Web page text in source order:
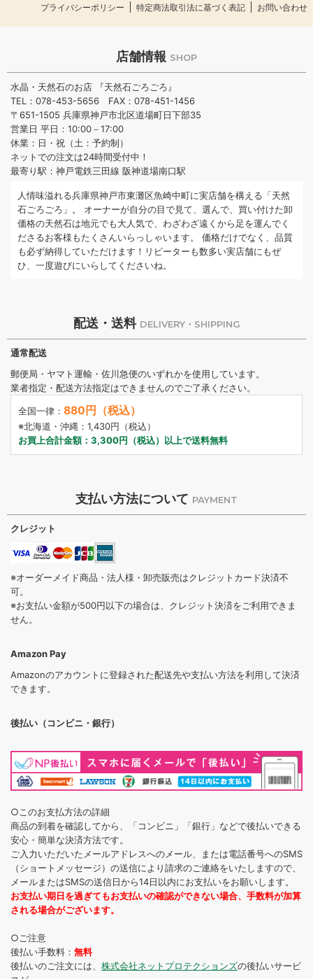
プライバシーポリシー 特定商法取引法に基づく表記 お問い合わせ
店舗情報 SHOP
水晶・天然石のお店 『天然石ごろごろ』
TEL：078-453-5656 FAX：078-451-1456
〒651-1505 兵庫県神戸市北区道場町日下部35
営業日 平日：10:00－17:00
休業：日・祝（土：予約制）
ネットでの注文は24時間受付中！
最寄り駅：神戸電鉄三田線 阪神道場南口駅
人情味溢れる兵庫県神戸市東灘区魚崎中町に実店舗を構える「天然
石ごろごろ」。 オーナーが自分の目で見て、選んで、買い付けた卸
価格の天然石は地元でも大人気で、わざわざ遠くから足を運んでく
ださるお客様もたくさんいらっしゃいます。 価格だけでなく、品質
も必ず納得していただけます！リピーターも数多い実店舗にもぜ
ひ、一度遊びにいらしてくださいね。
配送・送料 DELIVERY・SHIPPING
通常配送
郵便局・ヤマト運輸・佐川急便のいずれかを使用しています。
業者指定・配送方法指定はできませんのでご了承ください。
全国一律： 880円（税込）
※北海道・沖縄：1,430円（税込）
お買上合計金額：3,300円（税込）以上で送料無料
支払い方法について PAYMENT
クレジット
※オーダーメイド商品・法人様・卸売販売はクレジットカード決済不
可。
※お支払い金額が500円以下の場合は、クレジット決済をご利用できま
せん。
Amazon Pay
Amazonのアカウントに登録された配送先や支払い方法を利用して決済
できます。
後払い（コンビニ・銀行）
○このお支払方法の詳細
商品の到着を確認してから、「コンビニ」「銀行」などで後払いできる
安心・簡単な決済方法です。
ご入力いただいたメールアドレスへのメール、または電話番号へのSMS
（ショートメッセージ）の送信により請求のご連絡をいたしますので、
メールまたはSMSの送信日から14日以内にお支払いをお願いします。
お支払い期日を過ぎてもお支払いの確認ができない場合、手数料が加算
される場合がございます。
○ご注意
後払い手数料： 無料
後払いのご注文には、 株式会社ネットプロテクションズの後払いサービ